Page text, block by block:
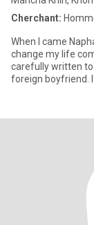
Cherchant:
When I came
change my life
carefully written to
foreign boyfriend.